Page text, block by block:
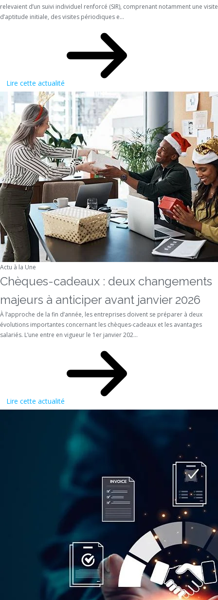
relevaient d’un suivi individuel renforcé (SIR), comprenant notamment une visite
d’aptitude initiale, des visites périodiques e...
Lire cette actualité
Actu à la Une
Chèques-cadeaux : deux changements
majeurs à anticiper avant janvier 2026
À l’approche de la fin d’année, les entreprises doivent se préparer à deux
évolutions importantes concernant les chèques-cadeaux et les avantages
salariés. L’une entre en vigueur le 1er janvier 202...
Lire cette actualité